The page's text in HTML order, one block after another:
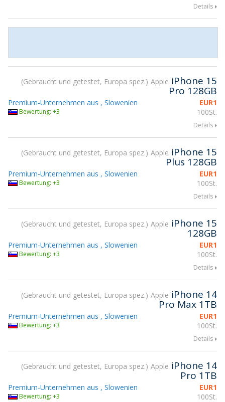
Details
Gebraucht und getestet, Europa spez. Apple iPhone 15
Pro 128GB
EUR1
100St.
Premium-Unternehmen aus , Slowenien
Bewertung: +3
Details
Gebraucht und getestet, Europa spez. Apple iPhone 15
Plus 128GB
EUR1
100St.
Premium-Unternehmen aus , Slowenien
Bewertung: +3
Details
Gebraucht und getestet, Europa spez. Apple iPhone 15
128GB
EUR1
100St.
Premium-Unternehmen aus , Slowenien
Bewertung: +3
Details
Gebraucht und getestet, Europa spez. Apple iPhone 14
Pro Max 1TB
EUR1
100St.
Premium-Unternehmen aus , Slowenien
Bewertung: +3
Details
Gebraucht und getestet, Europa spez. Apple iPhone 14
Pro 1TB
EUR1
100St.
Premium-Unternehmen aus , Slowenien
Bewertung: +3